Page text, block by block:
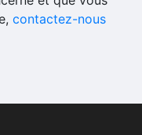
contactez-nous